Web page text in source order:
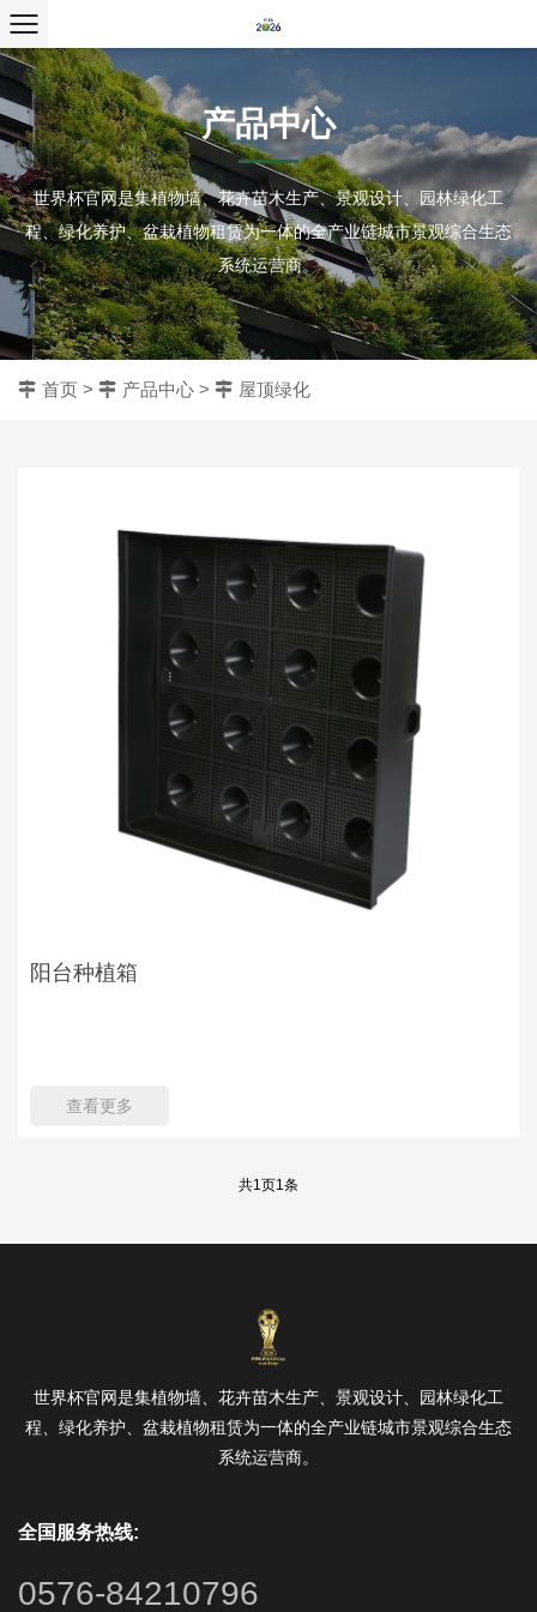
产品中心
世界杯官网是集植物墙、花卉苗木生产、景观设计、园林绿化工
程、绿化养护、盆栽植物租赁为一体的全产业链城市景观综合生态
系统运营商。
首页 > 产品中心 > 屋顶绿化
阳台种植箱
查看更多
共1页1条
世界杯官网是集植物墙、花卉苗木生产、景观设计、园林绿化工
程、绿化养护、盆栽植物租赁为一体的全产业链城市景观综合生态
系统运营商。
全国服务热线:
0576-84210796